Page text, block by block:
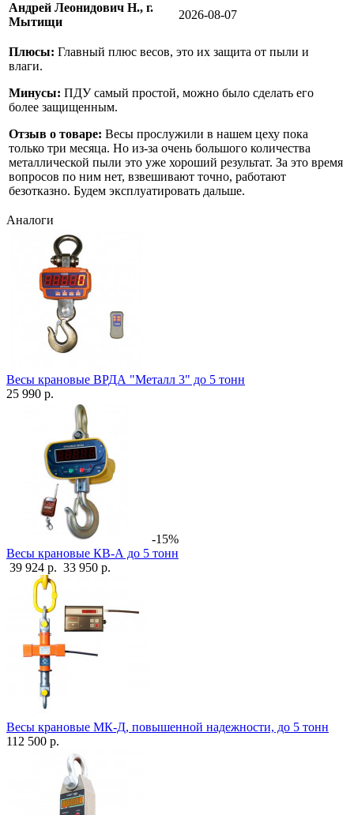
Андрей Леонидович Н., г.
Мытищи
2026-08-07
Плюсы: Главный плюс весов, это их защита от пыли и
влаги.
Минусы: ПДУ самый простой, можно было сделать его
более защищенным.
Отзыв о товаре: Весы прослужили в нашем цеху пока
только три месяца. Но из-за очень большого количества
металлической пыли это уже хороший результат. За это время
вопросов по ним нет, взвешивают точно, работают
безотказно. Будем эксплуатировать дальше.
Аналоги
Весы крановые ВРДА "Металл 3" до 5 тонн
25 990 р.
-15%
Весы крановые КВ-А до 5 тонн
39 924 р. 33 950 р.
Весы крановые МК-Д, повышенной надежности, до 5 тонн
112 500 р.